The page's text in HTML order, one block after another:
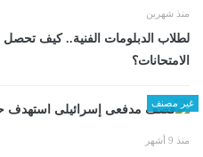
منذ شهرين
لطلاب الدبلومات الفنية.. كيف
الامتحانات؟
غير مصنف
منذ 9 أشهر